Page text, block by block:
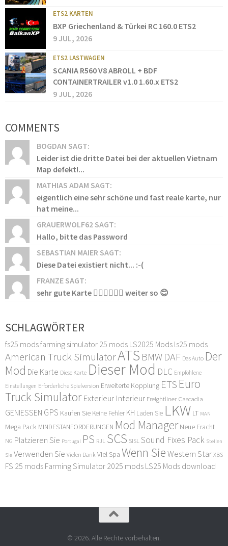
ETS2 KARTEN
BXP Griechenland & Türkei RC 160.0 ETS2
9 JUL, 2026
ETS2 LASTWAGEN
SCANIA R560 V8 ABROLL + BDF
CONTAINERTRAILER v1.0 1.60.x ETS2
9 JUL, 2026
COMMENTS
BOGDAN SAGT:
Leider ist die dritte Datei bei der aktuellen Vietnam
Map defekt!...
MATHIAS ADAM SAGT:
eigentlich eine sehr schöne und fast reale karte, nur
hat meine...
GRAUERWOLF62 SAGT:
Hallo, bitte das Password
SEBASTIAN MAIER SAGT:
Diese Datei existiert nicht... :-(
FRANZE SAGT:
sehr gute Karte 👍🏻👍🏻👍🏻 weiter so 😊
SCHLAGWÖRTER
fs25 modsfarming simulator 25 mods LS2025 Mods ls25 mods
American Truck SimulatorATS BMW DAF Das Auto Der
Mod Die Karte Diese Karte Dieser Mod DLC Empfohlene
Einstellungen Erforderliche Spielversion Erweiterte Kopplung ETS Euro
Truck Simulator Exterieur Interieur Freightliner Cascadia
GENIESSEN GPS Kaufen Sie Keine Fehler KH Laden Sie LKW LT MAN
Mega Pack MINDESTANFORDERUNGEN Mod Manager Neue Fracht
NG Platzieren Sie Portugal PS RJL SCS SISL Sound Fixes Pack Stellen
Sie Verwenden Sie Vielen Dank Viel Spa Wenn Sie Western Star XBS
FS 25 mods Farming Simulator 2025 mods LS25 Mods download
© 2026. Alle Rechte vorbehalten.